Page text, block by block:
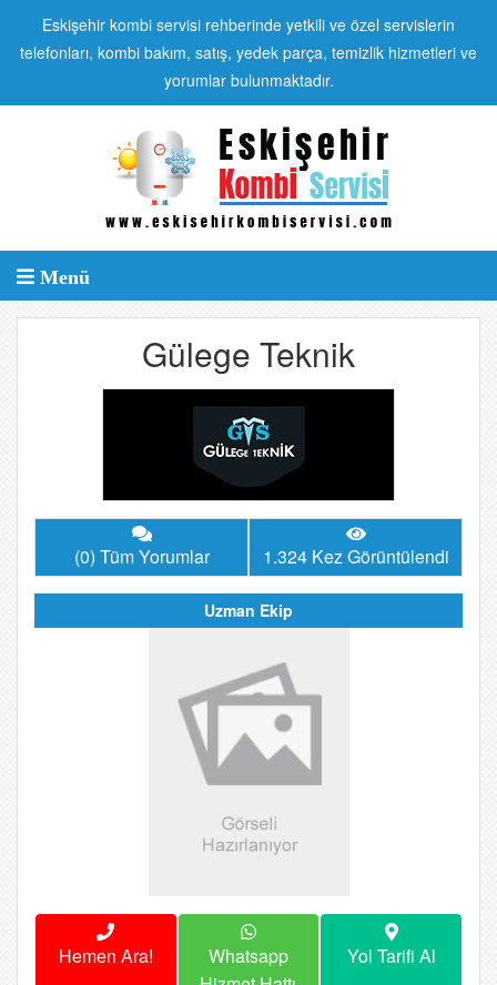
Eskişehir kombi servisi rehberinde yetkili ve özel servislerin
telefonları, kombi bakım, satış, yedek parça, temizlik hizmetleri ve
yorumlar bulunmaktadır.
Menü
Gülege Teknik
(0) Tüm Yorumlar 1.324 Kez Görüntülendi
Uzman Ekip
Hemen Ara!
Whatsapp
Yol Tarifi Al